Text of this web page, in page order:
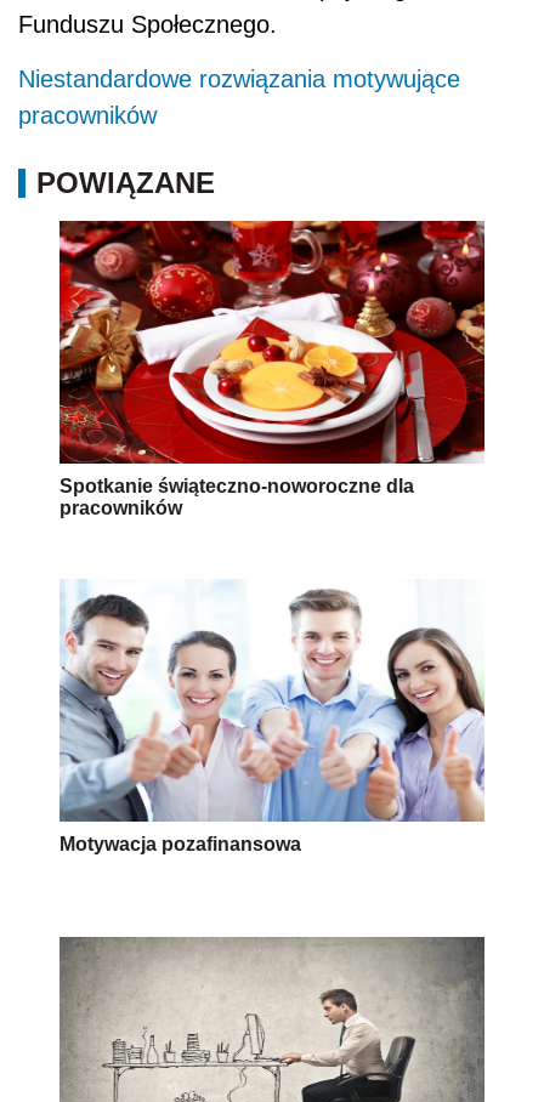
Funduszu Społecznego.
Niestandardowe rozwiązania motywujące
pracowników
POWIĄZANE
Spotkanie świąteczno-noworoczne dla
pracowników
Motywacja pozafinansowa